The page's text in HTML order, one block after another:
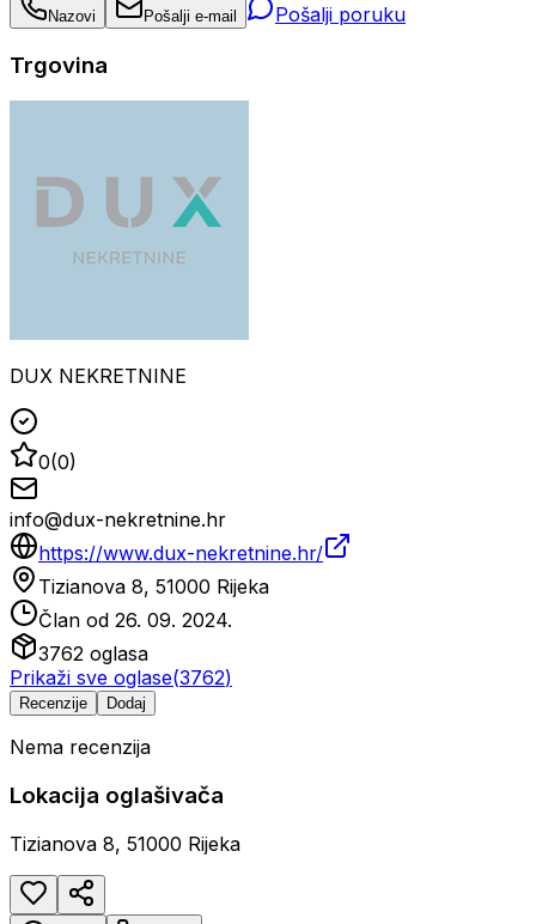
Nazovi Pošalji e-mail Pošalji poruku
Trgovina
DUX NEKRETNINE
0(0)
info@dux-nekretnine.hr
https://www.dux-nekretnine.hr/
Tizianova 8, 51000 Rijeka
Član od 26. 09. 2024.
3762 oglasa
Prikaži sve oglase(3762)
Recenzije Dodaj
Nema recenzija
Lokacija oglašivača
Tizianova 8, 51000 Rijeka